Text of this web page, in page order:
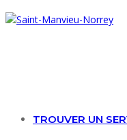
Skip
to
TROUVER UN